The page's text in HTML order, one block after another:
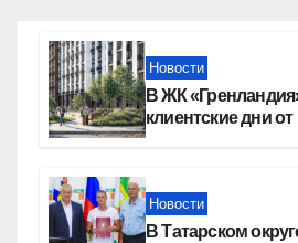
Новости
В ЖК
клиентские дни от
Новости
В Татарском